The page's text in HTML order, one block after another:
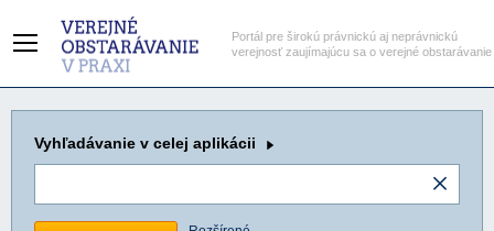
Portál pre širokú právnickú aj neprávnickú
verejnosť zaujímajúcu sa o verejné obstarávanie
Vyhľadávanie v celej aplikácii